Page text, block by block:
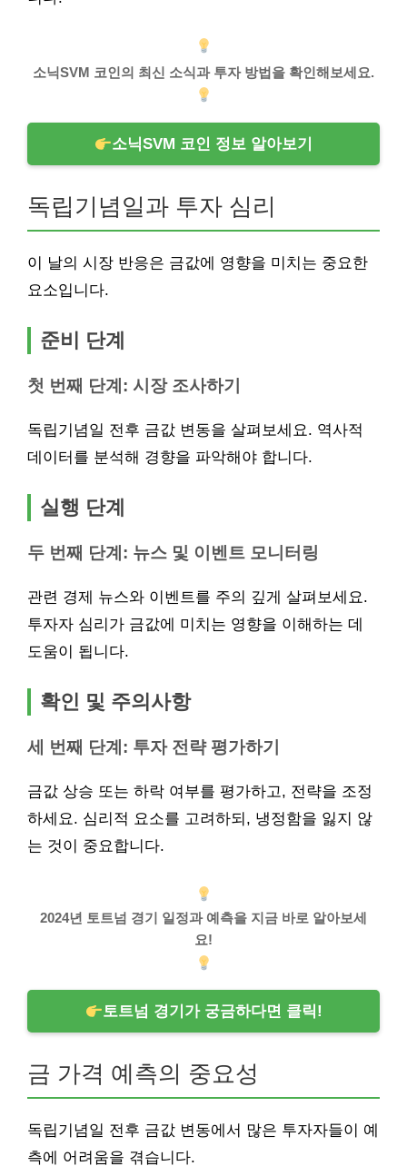
소닉SVM 코인의 최신 소식과 투자 방법을 확인해보세요.
소닉SVM 코인 정보 알아보기
독립기념일과 투자 심리
이 날의 시장 반응은 금값에 영향을 미치는 중요한
요소입니다.
준비 단계
첫 번째 단계: 시장 조사하기
독립기념일 전후 금값 변동을 살펴보세요. 역사적
데이터를 분석해 경향을 파악해야 합니다.
실행 단계
두 번째 단계: 뉴스 및 이벤트 모니터링
관련 경제 뉴스와 이벤트를 주의 깊게 살펴보세요.
투자자 심리가 금값에 미치는 영향을 이해하는 데
도움이 됩니다.
확인 및 주의사항
세 번째 단계: 투자 전략 평가하기
금값 상승 또는 하락 여부를 평가하고, 전략을 조정
하세요. 심리적 요소를 고려하되, 냉정함을 잃지 않
는 것이 중요합니다.
2024년 토트넘 경기 일정과 예측을 지금 바로 알아보세
요!
토트넘 경기가 궁금하다면 클릭!
금 가격 예측의 중요성
독립기념일 전후 금값 변동에서 많은 투자자들이 예
측에 어려움을 겪습니다.